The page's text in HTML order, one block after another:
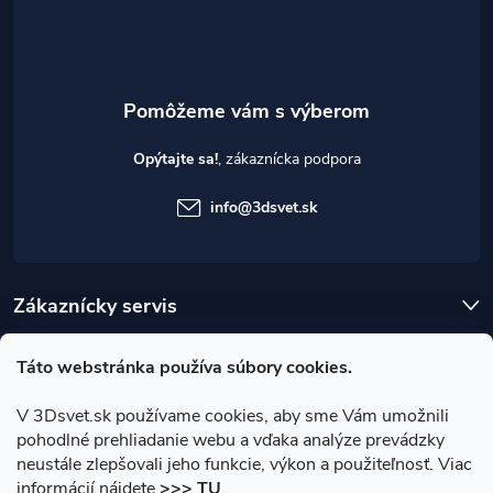
Táto webstránka používa súbory cookies.
V 3Dsvet.sk používame cookies, aby sme Vám umožnili
pohodlné prehliadanie webu a vďaka analýze prevádzky
neustále zlepšovali jeho funkcie, výkon a použiteľnosť. Viac
Zákaznícky servis
Užitočné informácie
Opýtajte sa!
info@3dsvet.sk